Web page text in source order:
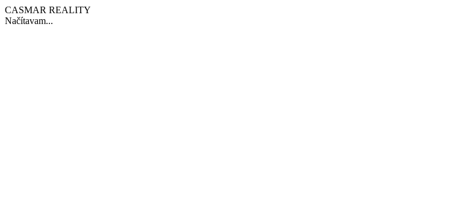
CASMAR REALITY
Načítavam...